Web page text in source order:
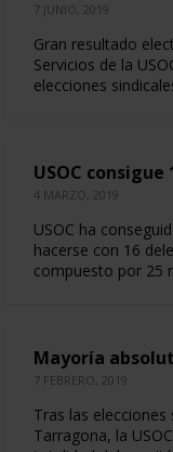
7 JUNIO, 2019
Gran resultado
Servicios de la
elecciones
USOC
4 MARZO, 2019
USOC ha
hacerse con 16
compuesto por 25
Mayoría
7 FEBRERO, 2019
Tras las
Tarragona, la